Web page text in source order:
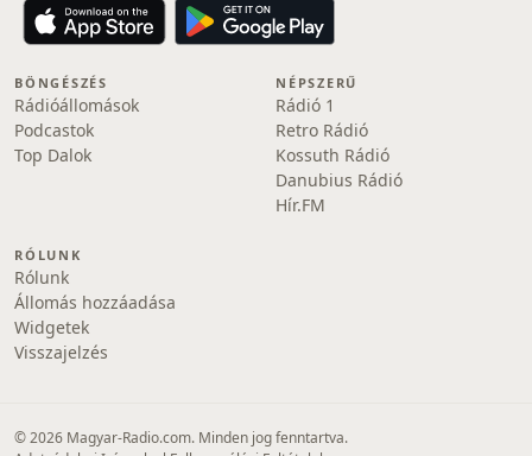
BÖNGÉSZÉS
Rádióállomások
Podcastok
Top Dalok
NÉPSZERŰ
Rádió 1
Retro Rádió
Kossuth Rádió
Danubius Rádió
Hír.FM
RÓLUNK
Rólunk
Állomás hozzáadása
Widgetek
Visszajelzés
© 2026 Magyar-Radio.com. Minden jog fenntartva.